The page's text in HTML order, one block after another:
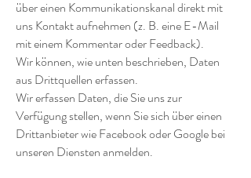
über einen Kommunikationskanal direkt mit
uns Kontakt aufnehmen (z. B. eine E-Mail
mit einem Kommentar oder Feedback).
Wir können, wie unten beschrieben, Daten
aus Drittquellen erfassen.
Wir erfassen Daten, die Sie uns zur
Verfügung stellen, wenn Sie sich über einen
Drittanbieter wie Facebook oder Google bei
unseren Diensten anmelden.